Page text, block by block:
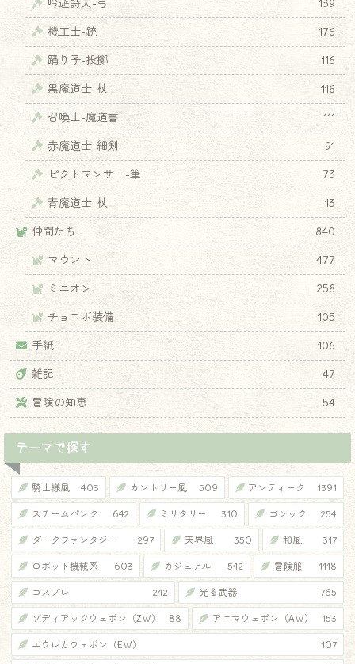
吟遊詩人-弓
139
機工士-銃
176
踊り子-投擲
116
黒魔道士-杖
116
召喚士-魔道書
111
赤魔道士-細剣
91
ピクトマンサー-筆
73
青魔道士-杖
13
仲間たち
840
マウント
477
ミニオン
258
チョコボ装備
105
手紙
106
雑記
47
冒険の知恵
54
テーマで探す
騎士様風 403 カントリー風 509 アンティーク 1391
スチームパンク 642 ミリタリー 310 ゴシック 254
ダークファンタジー 297 天界風 350 和風 317
ロボット機械系 603 カジュアル 542 冒険服 1118
コスプレ 242 光る武器 765
ゾディアックウェポン（ZW） 88 アニマウェポン（AW） 153
エウレカウェポン（EW） 107